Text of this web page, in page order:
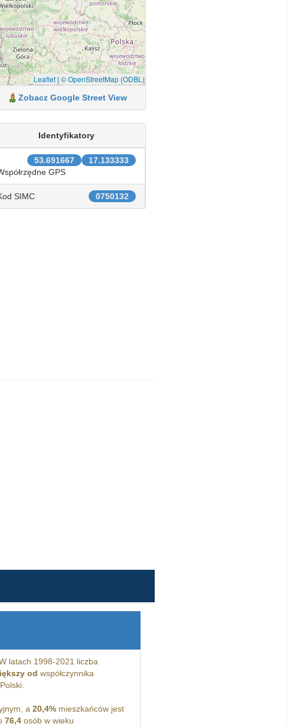
Leaflet| © OpenStreetMap (ODBL)
Zobacz Google Street View
Identyfikatory
17.133333
53.691667
GPS
0750132
SIMC
latach 1998-2021 liczba
od współczynnika
a 20,4%mieszkańców jest
76,4osób w wieku